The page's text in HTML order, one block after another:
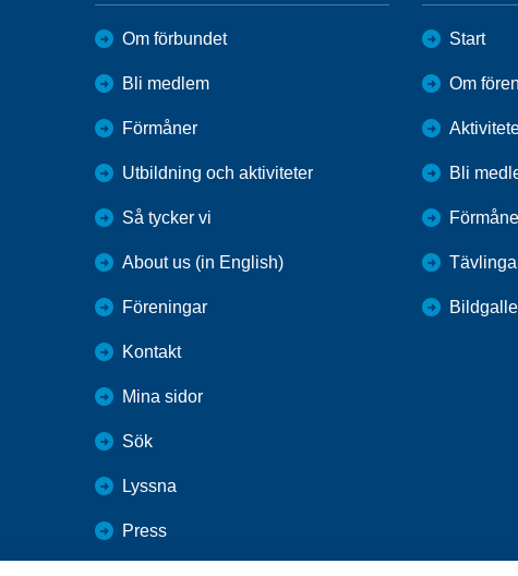
Om förbundet
Bli medlem
Förmåner
Utbildning och aktiviteter
Så tycker vi
About us (in English)
Föreningar
Kontakt
Mina sidor
Sök
Lyssna
Press
Start
Om
Bli